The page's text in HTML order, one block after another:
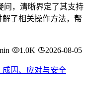
问，清晰界定了其支持
了相关操作方法，帮
1.0K 2026-08-05